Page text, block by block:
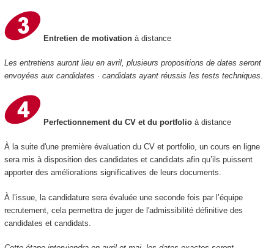
Entretien de motivation à distance
Les entretiens auront lieu en avril, plusieurs propositions de dates seront
envoyées aux candidates · candidats ayant réussis les tests techniques.
Perfectionnement du CV et du portfolio à distance
À la suite d'une première évaluation du CV et portfolio, un cours en ligne
sera mis à disposition des candidates et candidats afin qu’ils puissent
apporter des améliorations significatives de leurs documents.
À l’issue, la candidature sera évaluée une seconde fois par l’équipe
recrutement, cela permettra de juger de l'admissibilité définitive des
candidates et candidats.